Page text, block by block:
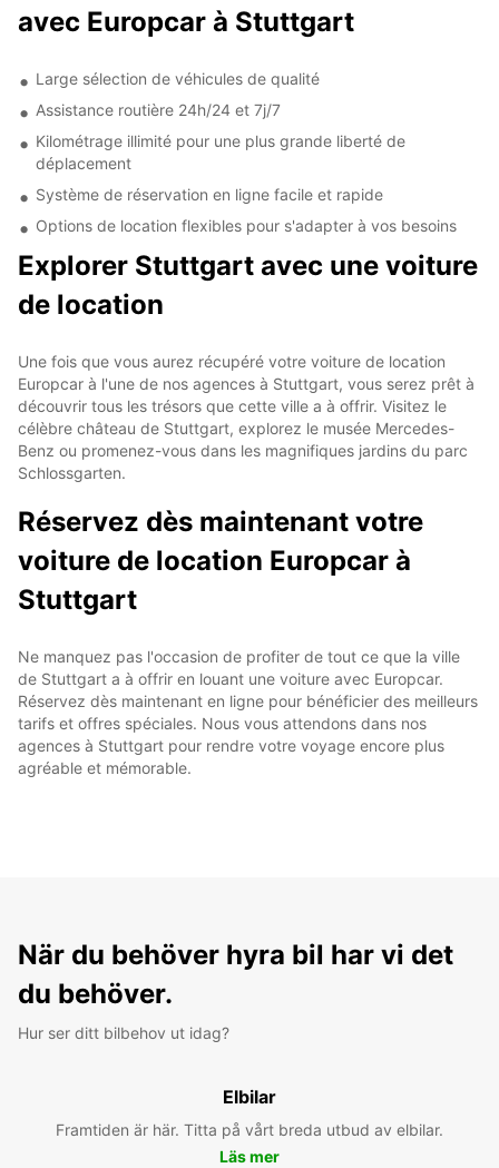
avec Europcar à Stuttgart
Large sélection de véhicules de qualité
Assistance routière 24h/24 et 7j/7
Kilométrage illimité pour une plus grande liberté de
déplacement
Système de réservation en ligne facile et rapide
Options de location flexibles pour s'adapter à vos besoins
Explorer Stuttgart avec une voiture
de location
Une fois que vous aurez récupéré votre voiture de location
Europcar à l'une de nos agences à Stuttgart, vous serez prêt à
découvrir tous les trésors que cette ville a à offrir. Visitez le
célèbre château de Stuttgart, explorez le musée Mercedes-
Benz ou promenez-vous dans les magnifiques jardins du parc
Schlossgarten.
Réservez dès maintenant votre
voiture de location Europcar à
Stuttgart
Ne manquez pas l'occasion de profiter de tout ce que la ville
de Stuttgart a à offrir en louant une voiture avec Europcar.
Réservez dès maintenant en ligne pour bénéficier des meilleurs
tarifs et offres spéciales. Nous vous attendons dans nos
agences à Stuttgart pour rendre votre voyage encore plus
agréable et mémorable.
När du behöver hyra bil har vi det
du behöver.
Hur ser ditt bilbehov ut idag?
Elbilar
Framtiden är här. Titta på vårt breda utbud av elbilar.
Läs mer